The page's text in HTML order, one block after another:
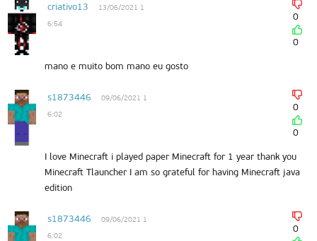
criativo13
13/06/2021 1
6:54
0
0
mano e muito bom mano eu gosto
s1873446
09/06/2021 1
6:02
0
0
I love Minecraft i played paper Minecraft for 1 year thank you
Minecraft Tlauncher I am so grateful for having Minecraft java
edition
s1873446
09/06/2021 1
6:02
0